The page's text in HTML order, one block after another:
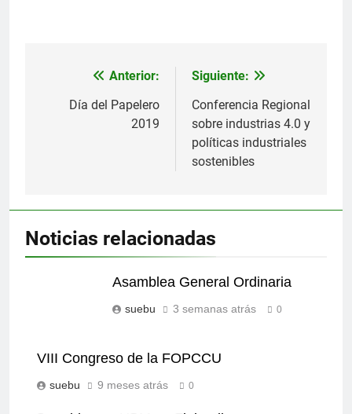
Navegación
Anterior:
Día del Papelero
2019
Siguiente:
Conferencia Regional
sobre industrias 4.0 y
políticas industriales
sostenibles
Noticias relacionadas
Asamblea General Ordinaria
suebu 3 semanas atrás 0
VIII Congreso de la FOPCCU
suebu 9 meses atrás 0